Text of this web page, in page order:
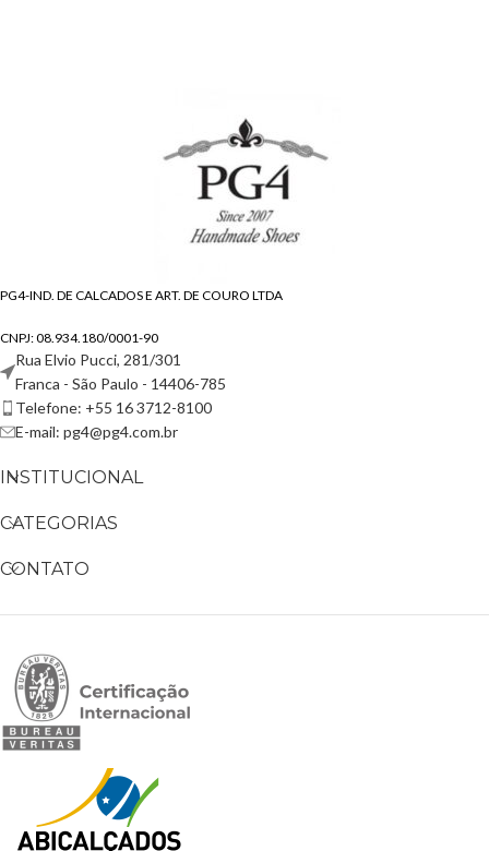
PG4-IND. DE CALCADOS E ART. DE COURO LTDA
CNPJ: 08.934.180/0001-90
Rua Elvio Pucci, 281/301
Franca - São Paulo - 14406-785
Telefone: +55 16 3712-8100
E-mail: pg4@pg4.com.br
INSTITUCIONAL
CATEGORIAS
CONTATO